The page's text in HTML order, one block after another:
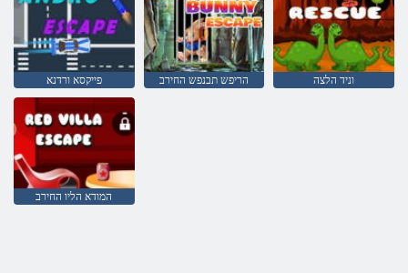
פייקסא ורדנא הריפש תבנפש החירב וניד הלצה
המודא הליו החירב